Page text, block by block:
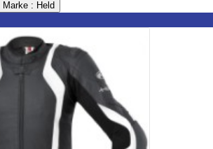
Marke : Held